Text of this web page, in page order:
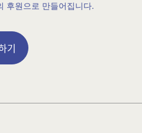
후원으로 만들어집니다.
기